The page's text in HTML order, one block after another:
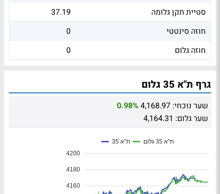
סטיית תקן גלומה
37.19
חוזה סינטטי
0
חוזה גלום
0
גרף ת"א 35 גלום
שער נוכחי: 4,168.97
0.98%
שער גלום: 4,164.31